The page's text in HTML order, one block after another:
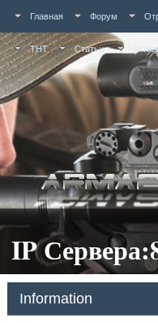
Главная Форум
ТНТ Статьи
IP
Information